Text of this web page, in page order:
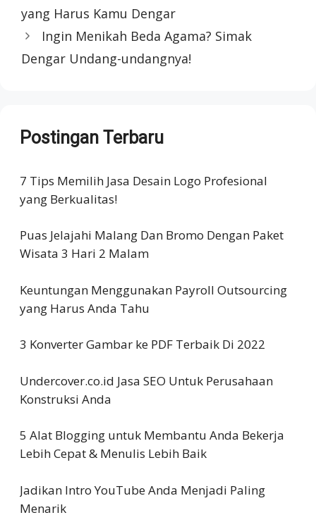
yang Harus Kamu Dengar
Ingin Menikah Beda Agama? Simak
Dengar Undang-undangnya!
Postingan Terbaru
7 Tips Memilih Jasa Desain Logo Profesional
yang Berkualitas!
Puas Jelajahi Malang Dan Bromo Dengan Paket
Wisata 3 Hari 2 Malam
Keuntungan Menggunakan Payroll Outsourcing
yang Harus Anda Tahu
3 Konverter Gambar ke PDF Terbaik Di 2022
Undercover.co.id Jasa SEO Untuk Perusahaan
Konstruksi Anda
5 Alat Blogging untuk Membantu Anda Bekerja
Lebih Cepat & Menulis Lebih Baik
Jadikan Intro YouTube Anda Menjadi Paling
Menarik